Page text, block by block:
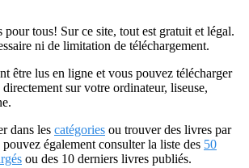
tous! Sur ce site, tout est gratuit et légal.
ni de limitation de téléchargement.
être lus en ligne et vous pouvez télécharger
sur votre ordinateur, liseuse,
dans les catégories ou trouver des livres par
pouvez également consulter la liste des 50
ou des 10 derniers livres publiés.